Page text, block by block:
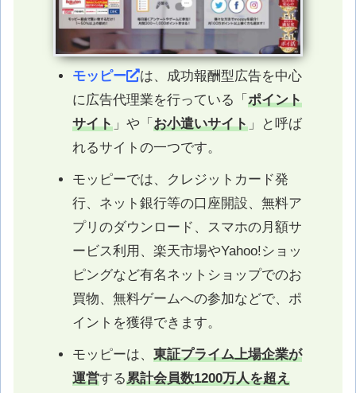
モッピー
は、成功報酬型広告を中心
に広告代理業を行っている「 ポイント
サイト」や「 お小遣いサイト」と呼ば
れるサイトの一つです。
モッピーでは、クレジットカード発
行、ネット銀行等の口座開設、無料ア
プリのダウンロード、スマホの月額サ
ービス利用、楽天市場やYahoo!ショッ
ピングなど有名ネットショップでのお
買物、無料ゲームへの参加などで、ポ
イントを獲得できます。
モッピーは、 東証プライム上場企業が
運営する累計会員数1200万人を超え